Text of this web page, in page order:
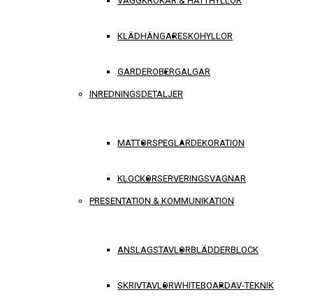
KLÄDHÄNGARESKOHYLLOR
GARDEROBERGALGAR
INREDNINGSDETALJER
MATTORSPEGLARDEKORATION
KLOCKORSERVERINGSVAGNAR
PRESENTATION & KOMMUNIKATION
ANSLAGSTAVLORBLÄDDERBLOCK
SKRIVTAVLORWHITEBOARDAV-TEKNIK